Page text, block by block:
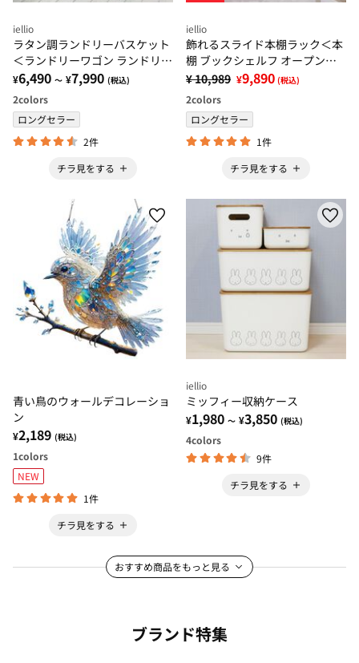
iellio
ラタン調ランドリーバスケット
＜ランドリーワゴン ランドリー
メイト 洗濯かご ランドリーボ
ックス 脱衣かご＞
¥6,490 ～ ¥7,990 (税込)
2colors
ロングセラー
2件
チラ見をする
iellio
飾れるスライド本棚ラック＜本
棚 ブックシェルフ オープンラ
ック キャビネット 書棚 コミ
ック収納＞
¥ 10,989 ¥9,890 (税込)
2colors
ロングセラー
1件
チラ見をする
青い鳥のウォールデコレーショ
ン
¥2,189 (税込)
1colors
NEW
1件
チラ見をする
iellio
ミッフィー収納ケース
¥1,980 ～ ¥3,850 (税込)
4colors
9件
チラ見をする
おすすめ商品をもっと見る
ブランド特集